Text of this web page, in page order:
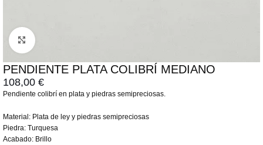
Click to enlarge
PENDIENTE PLATA COLIBRÍ MEDIANO
108,00 €
Pendiente colibrí en plata y piedras semipreciosas.
Material: Plata de ley y piedras semipreciosas
Piedra: Turquesa
Acabado: Brillo